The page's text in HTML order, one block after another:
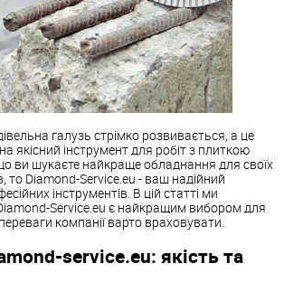
галузь стрімко розвивається, а це
якісний інструмент для робіт з плиткою
ви шукаєте найкраще обладнання для своїх
то Diamond-Service.eu - ваш надійний
інструментів. В цій статті ми
Service.eu є найкращим вибором для
компанії варто враховувати.
service.eu: якість та